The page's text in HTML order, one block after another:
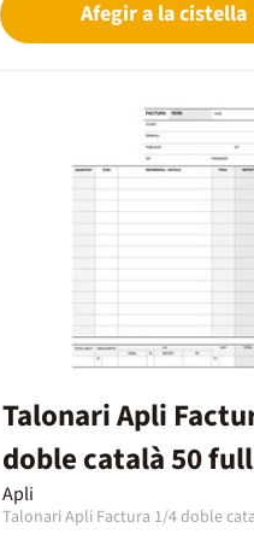
essencial per a la gestió comptable i
(comerços, autònoms, particulars).
documentar els ingressos i
Afegir a la cistella
Talonari Apli
doble català 50
Apli
Talonari Apli Factura 1/4 doble